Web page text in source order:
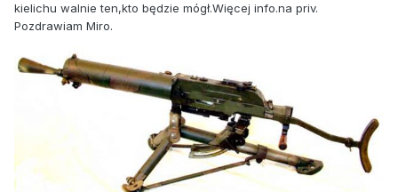
kielichu walnie ten,kto będzie mógł.Więcej info.na priv.
Pozdrawiam Miro.